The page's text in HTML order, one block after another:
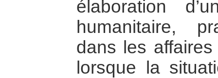
élaboration
humanitaire,
dans les affaires
lorsque la